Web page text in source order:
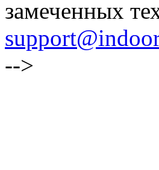
замеченных
-->